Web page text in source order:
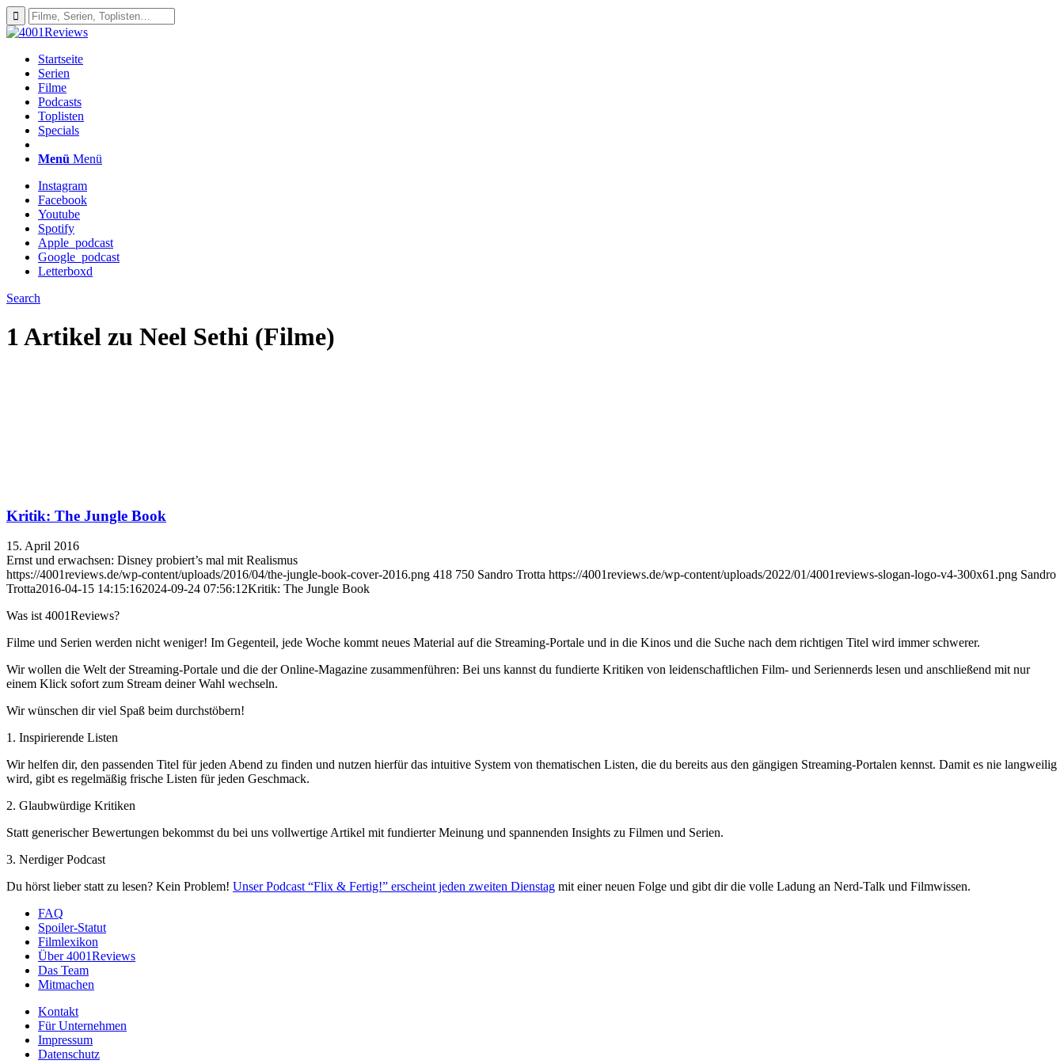
Startseite
Serien
Filme
Podcasts
Toplisten
Specials
Menü Menü
Instagram
Facebook
Youtube
Spotify
Apple_podcast
Google_podcast
Letterboxd
Search
1 Artikel zu Neel Sethi (Filme)
Kritik: The Jungle Book
15. April 2016
Ernst und erwachsen: Disney probiert’s mal mit Realismus
https://4001reviews.de/wp-content/uploads/2016/04/the-jungle-book-cover-2016.png 418 750 Sandro Trotta https://4001reviews.de/wp-content/uploads/2022/01/4001reviews-slogan-logo-v4-300x61.png Sandro
Trotta2016-04-15 14:15:162024-09-24 07:56:12Kritik: The Jungle Book
Was ist 4001Reviews?
Filme und Serien werden nicht weniger! Im Gegenteil, jede Woche kommt neues Material auf die Streaming-Portale und in die Kinos und die Suche nach dem richtigen Titel wird immer schwerer.
Wir wollen die Welt der Streaming-Portale und die der Online-Magazine zusammenführen: Bei uns kannst du fundierte Kritiken von leidenschaftlichen Film- und Seriennerds lesen und anschließend mit nur
einem Klick sofort zum Stream deiner Wahl wechseln.
Wir wünschen dir viel Spaß beim durchstöbern!
1. Inspirierende Listen
Wir helfen dir, den passenden Titel für jeden Abend zu finden und nutzen hierfür das intuitive System von thematischen Listen, die du bereits aus den gängigen Streaming-Portalen kennst. Damit es nie langweilig
wird, gibt es regelmäßig frische Listen für jeden Geschmack.
2. Glaubwürdige Kritiken
Statt generischer Bewertungen bekommst du bei uns vollwertige Artikel mit fundierter Meinung und spannenden Insights zu Filmen und Serien.
3. Nerdiger Podcast
Du hörst lieber statt zu lesen? Kein Problem! Unser Podcast “Flix & Fertig!” erscheint jeden zweiten Dienstag mit einer neuen Folge und gibt dir die volle Ladung an Nerd-Talk und Filmwissen.
FAQ
Spoiler-Statut
Filmlexikon
Über 4001Reviews
Das Team
Mitmachen
Kontakt
Für Unternehmen
Impressum
Datenschutz